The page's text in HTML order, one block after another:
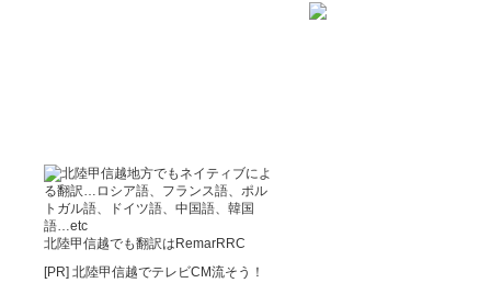
北陸甲信越でも翻訳はRemarRRC
[PR] 北陸甲信越でテレビCM流そう！